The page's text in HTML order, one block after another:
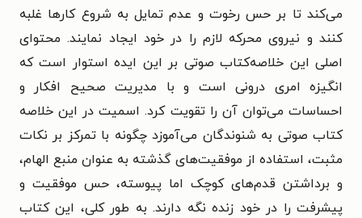
می‌کند تا بر حس رخوت و عدم تمایل به شروع کارها غلبه
کنند و نیروی محرکه لازم را در خود ایجاد نمایند. محتوای
اصلی این خلاصه‌کتاب صوتی بر این ایده استوار است که
انگیزه امری درونی است و با مدیریت صحیح افکار و
احساسات می‌توان آن را تقویت کرد. اسمیت در این خلاصه
کتاب صوتی به شنوندگان می‌آموزد چگونه با تمرکز بر نکات
مثبت، استفاده از موفقیت‌های گذشته به عنوان منبع الهام،
و برداشتن قدم‌های کوچک اما پیوسته، حس موفقیت و
پیشرفت را در خود زنده نگه دارند. به طور کلی، این کتاب